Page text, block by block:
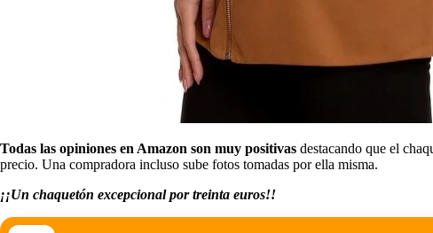
Todas las opiniones en Amazon son muy positivas destacando que el
precio. Una compradora incluso sube fotos tomadas por ella misma.
¡¡Un chaquetón excepcional por treinta euros!!